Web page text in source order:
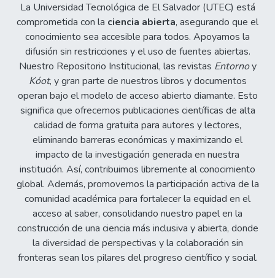
La Universidad Tecnológica de El Salvador (UTEC) está
comprometida con la ciencia abierta, asegurando que el
conocimiento sea accesible para todos. Apoyamos la
difusión sin restricciones y el uso de fuentes abiertas.
Nuestro Repositorio Institucional, las revistas Entornoy
Kóot, y gran parte de nuestros libros y documentos
operan bajo el modelo de acceso abierto diamante. Esto
significa que ofrecemos publicaciones científicas de alta
calidad de forma gratuita para autores y lectores,
eliminando barreras económicas y maximizando el
impacto de la investigación generada en nuestra
institución. Así, contribuimos libremente al conocimiento
global. Además, promovemos la participación activa de la
comunidad académica para fortalecer la equidad en el
acceso al saber, consolidando nuestro papel en la
construcción de una ciencia más inclusiva y abierta, donde
la diversidad de perspectivas y la colaboración sin
fronteras sean los pilares del progreso científico y social.